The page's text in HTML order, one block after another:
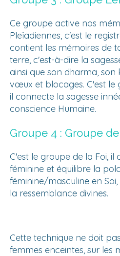
Ce groupe active nos
Pleïadiennes, c'est le
contient les mémoires de
terre, c'est-à-dire la
ainsi que son dharma, son
vœux et blocages. C'est le
il connecte la sagesse
conscience Humaine.
Groupe 4 : Groupe
C'est le groupe de la Foi, il
féminine et équilibre la
féminine/masculine en
la ressemblance divines.
Cette technique ne doit
femmes enceintes, sur les